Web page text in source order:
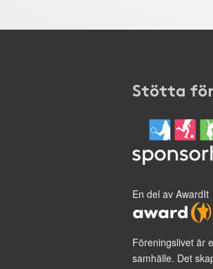
Stötta
En del av AwardIt
Föreningslivet är
samhälle. Det